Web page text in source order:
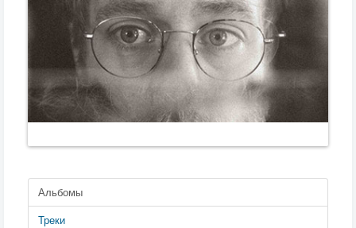
Альбомы
Треки